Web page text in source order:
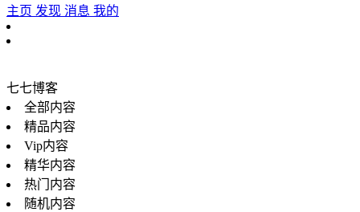
主页 发现 消息 我的
七七博客
全部内容
精品内容
Vip内容
精华内容
热门内容
随机内容